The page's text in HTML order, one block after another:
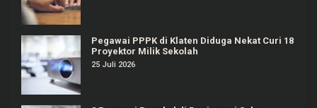
Pegawai PPPK di Klaten Diduga Nekat Curi 18
Proyektor Milik Sekolah
25 Juli 2026